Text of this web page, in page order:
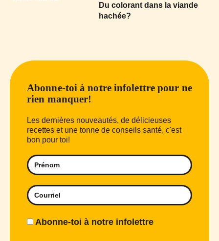
Du colorant dans la viande
hachée?
Abonne-toi à notre infolettre pour ne
rien manquer!
Les dernières nouveautés, de délicieuses
recettes et une tonne de conseils santé, c'est
bon pour toi!
Abonne-toi à notre infolettre